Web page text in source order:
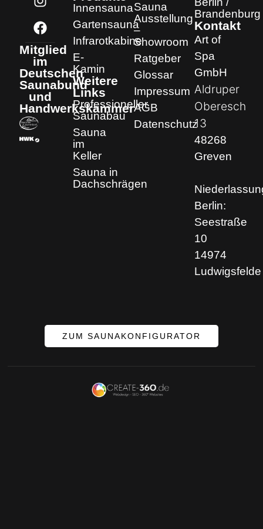
Mitglied
im
Deutschen
Saunabund
und
Handwerkskammer
Innensauna
Gartensauna
Infrarotkabine
E-
Kamin
Weitere
Links
Professioneller
Saunabau
Sauna
im
Keller
Sauna in
Dachschrägen
Sauna
Ausstellung
–
Showroom
Ratgeber
Glossar
Impressum
AGB
Datenschutz
Brandenburg
Kontakt
Art of
Spa
GmbH
Aldruper
Oberesch
13
48268
Greven
Berlin:
Seestraße
10
14974
Ludwigsfelde
ZUM SAUNAKONFIGURATOR